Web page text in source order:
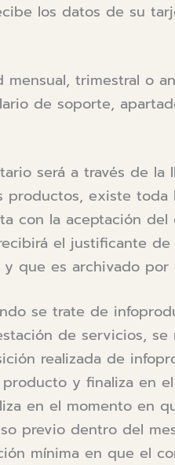
los datos de su
trimestral o
de soporte,
será a través de la
productos, existe toda
con la aceptación
el justificante
que es archivado
se trate de
de servicios, se
realizada de
y finaliza en
en el momento en
previo dentro del
mínima en que el